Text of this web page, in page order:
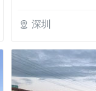
深圳